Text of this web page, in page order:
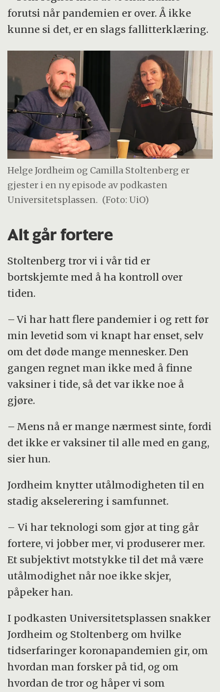
forutsi når pandemien er over. Å ikke
kunne si det, er en slags fallitterklæring.
Helge Jordheim og Camilla Stoltenberg er
gjester i en ny episode av podkasten
Universitetsplassen. (Foto: UiO)
Alt går fortere
Stoltenberg tror vi i vår tid er
bortskjemte med å ha kontroll over
tiden.
– Vi har hatt flere pandemier i og rett før
min levetid som vi knapt har enset, selv
om det døde mange mennesker. Den
gangen regnet man ikke med å finne
vaksiner i tide, så det var ikke noe å
gjøre.
– Mens nå er mange nærmest sinte, fordi
det ikke er vaksiner til alle med en gang,
sier hun.
Jordheim knytter utålmodigheten til en
stadig akselerering i samfunnet.
– Vi har teknologi som gjør at ting går
fortere, vi jobber mer, vi produserer mer.
Et subjektivt motstykke til det må være
utålmodighet når noe ikke skjer,
påpeker han.
I podkasten Universitetsplassen snakker
Jordheim og Stoltenberg om hvilke
tidserfaringer koronapandemien gir, om
hvordan man forsker på tid, og om
hvordan de tror og håper vi som